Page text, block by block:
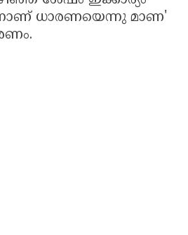
ധാരണയെന്നു മാണ'